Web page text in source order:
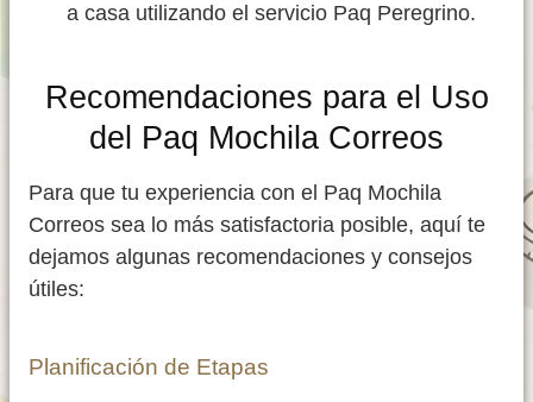
a casa utilizando el servicio Paq Peregrino.
Recomendaciones para el Uso
del Paq Mochila Correos
Para que tu experiencia con el Paq Mochila
Correos sea lo más satisfactoria posible, aquí te
dejamos algunas recomendaciones y consejos
útiles:
Planificación de Etapas